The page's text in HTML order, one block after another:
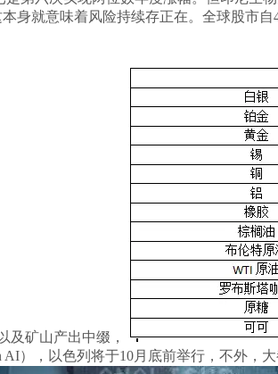
身就意味着风险持续存正在。全球股市
矿山产出中缀，
），以色列将于10月底前举行，不外，